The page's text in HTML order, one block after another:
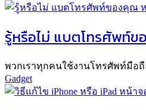
รู้หรือไม่ แบตโทรศัพท์ข
พวกเราทุกคนใช้งานโทรศัพท์มือ
Gadget